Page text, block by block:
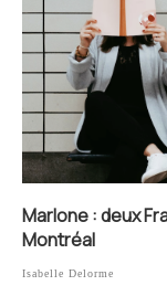
Marlone : deux
Montréal
Isabelle Delorme